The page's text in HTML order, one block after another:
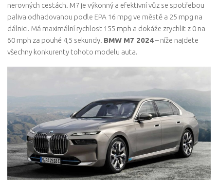
nerovných cestách. M7 je výkonný a efektivní vůz se spotřebou
paliva odhadovanou podle EPA 16 mpg ve městě a 25 mpg na
dálnici. Má maximální rychlost 155 mph a dokáže zrychlit z 0 na
60 mph za pouhé 4,5 sekundy. BMW M7 2024– níže najdete
všechny konkurenty tohoto modelu auta.